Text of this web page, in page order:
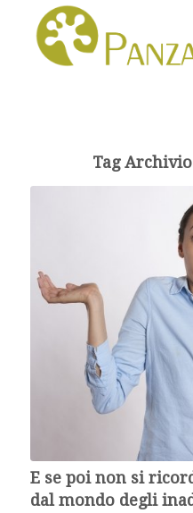
Tag
E se poi non si
dal mondo degli